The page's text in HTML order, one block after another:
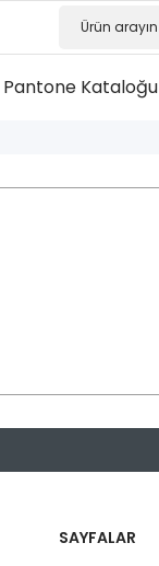
Pantone Kataloğu
SAYFALAR